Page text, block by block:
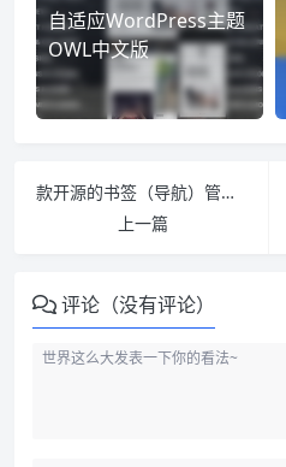
自适应WordPress主题
OWL中文版
款开源的书签（导航）管理程序——TwoNav
上一篇
评论（没有评论）